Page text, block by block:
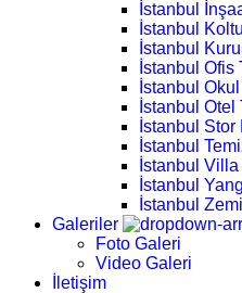
İstanbul
İstanbul
İstanbul
İstanbul Ofis
İstanbul
İstanbul Otel
İstanbul
İstanbul
İstanbul
İstanbul
İstanbul
Galeriler
Foto Galeri
Video Galeri
İletişim